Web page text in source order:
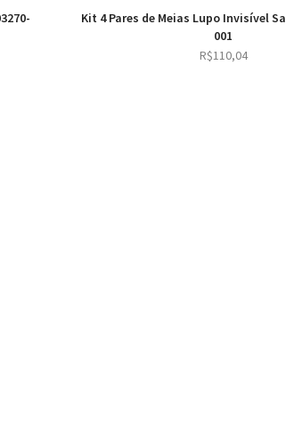
Kit 4 Pares de Meias Lupo Invisível
001
R$110,04